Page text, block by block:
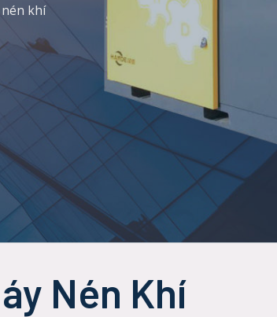
khí
Nén Khí